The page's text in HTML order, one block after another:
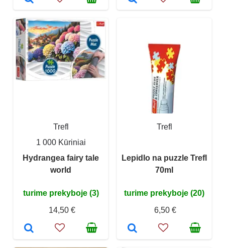
Trefl
1 000 Kūriniai
Hydrangea fairy tale
world
turime prekyboje (3)
14,50 €
Trefl
Lepidlo na puzzle Trefl
70ml
turime prekyboje (20)
6,50 €